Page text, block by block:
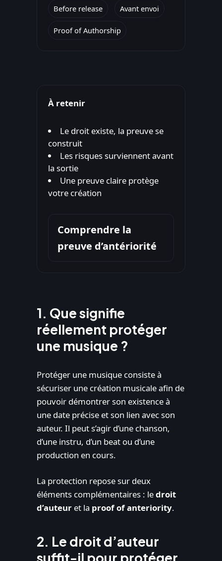
Before release Avant envoi
Proof of Authorship
À retenir
Le droit existe, la preuve se
construit
Les risques surviennent avant
la sortie
Une preuve claire protège
votre création
Comprendre la
preuve d’antériorité
1. Que signifie
réellement protéger
une musique ?
Protéger une musique consiste à
sécuriser une création musicale afin de
pouvoir démontrer son existence à
une date précise et son lien avec son
auteur. Il peut s’agir d’une chanson,
d’une instru, d’un beat ou d’une
production en cours.
La protection repose sur deux
éléments complémentaires : ledroit
d’auteur et la proof of anteriority.
2. Le droit d’auteur